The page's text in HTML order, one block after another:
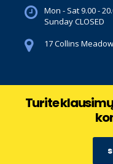
Mon - Sat 9.00 -
Sunday CLOSED
17 Collins
Turite